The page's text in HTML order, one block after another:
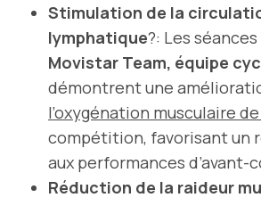
Stimulation de la
lymphatique?: Les
Movistar Team, équipe
démontrent une
l’oxygénation musculaire de
compétition, favorisant un
aux performances d’avant-
Réduction de la raideur